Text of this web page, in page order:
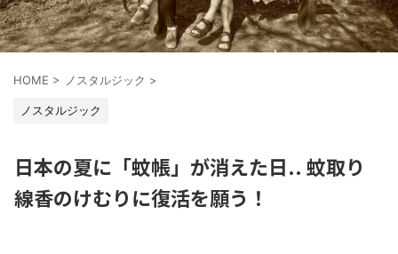
HOME > ノスタルジック >
ノスタルジック
日本の夏に「蚊帳」が消えた日.. 蚊取り
線香のけむりに復活を願う！